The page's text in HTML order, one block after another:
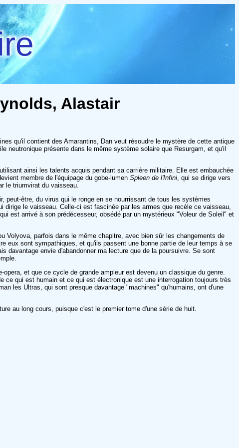
Alastair
qu'il contient des Amarantins, Dan veut résoudre le mystère de cette antique
présente dans le même système solaire que Resurgam, et qu'il
ainsi les talents acquis pendant sa carrière militaire. Elle est embauchée
membre de l'équipage du gobe-lumen Spleen de l'Infini , qui se dirige vers
le triumvirat du vaisseau.
peut-être, du virus qui le ronge en se nourrissant de tous les systèmes
le vaisseau. Celle-ci est fascinée par les armes que recèle ce vaisseau,
est arrivé à son prédécesseur, obsédé par un mystérieux "Voleur de Soleil" et
Volyova, parfois dans le même chapitre, avec bien sûr les changements de
eux sont sympathiques, et qu'ils passent une bonne partie de leur temps à se
davantage envie d'abandonner ma lecture que de la poursuivre. Se sont
et que ce cycle de grande ampleur est devenu un classique du genre.
ce qui est humain et ce qui est électronique est une interrogation toujours très
les Ultras, qui sont presque davantage "machines" qu'humains, ont d'une
au long cours, puisque c'est le premier tome d'une série de huit.